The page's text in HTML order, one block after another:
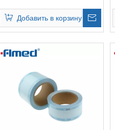
Добавить в корзину